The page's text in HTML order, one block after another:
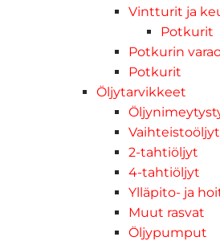
Vintturit ja
Potkurit
Potkurin
Potkurit
Öljytarvikkeet
Vaihteistoöljyt
2-tahtiöljyt
4-tahtiöljyt
Ylläpito- ja
Muut rasvat
Öljypumput